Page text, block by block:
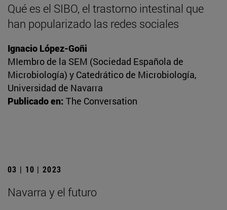
Qué es el SIBO, el trastorno intestinal que
han popularizado las redes sociales
Ignacio López-Goñi
MIembro de la SEM (Sociedad Española de
Microbiología) y Catedrático de Microbiología,
Universidad de Navarra
Publicado en: The Conversation
03 | 10 | 2023
Navarra y el futuro